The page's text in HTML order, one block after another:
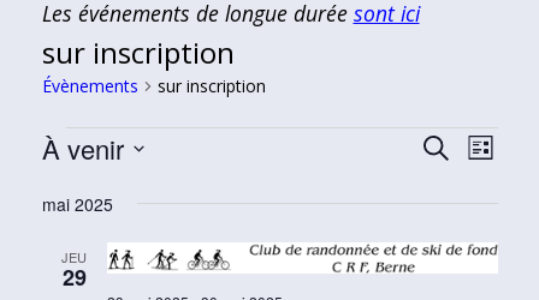
Les événements de longue durée sont ici
sur inscription
Évènements sur inscription
Évènements
de
vues
Recherche
vues
Liste
À venir
une
mai 2025
JEU
29